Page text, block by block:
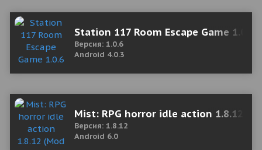
Station 117 Room Escape Game
Версия: 1.0.6
Android 4.0.3
Mist: RPG horror idle action 1.8.12
Версия: 1.8.12
Android 6.0